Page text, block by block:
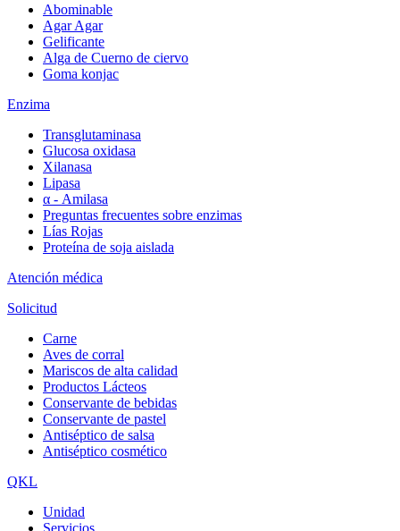
Abominable
Agar Agar
Gelificante
Alga de Cuerno de ciervo
Goma konjac
Enzima
Transglutaminasa
Glucosa oxidasa
Xilanasa
Lipasa
α - Amilasa
Preguntas frecuentes sobre enzimas
Lías Rojas
Proteína de soja aislada
Atención médica
Solicitud
Carne
Aves de corral
Mariscos de alta calidad
Productos Lácteos
Conservante de bebidas
Conservante de pastel
Antiséptico de salsa
Antiséptico cosmético
QKL
Unidad
Servicios